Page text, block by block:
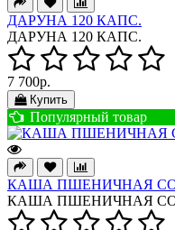
ДАРУНА 120 КАПС.
ДАРУНА 120 КАПС.
7 700р.
Купить
Популярный товар
КАША ПШЕНИЧНАЯ СО
КАША ПШЕНИЧНАЯ СО